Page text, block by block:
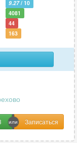
9.27/ 10
4081
44
163